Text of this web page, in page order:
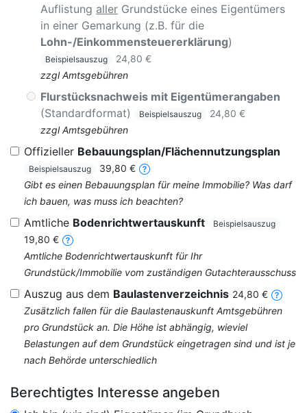
Auflistung aller Grundstücke eines Eigentümers
in einer Gemarkung (z.B. für die
Lohn-/Einkommensteuererklärung)
Beispielsauszug
24,80 €
zzgl Amtsgebühren
Flurstücksnachweis mit Eigentümerangaben
(Standardformat)
Beispielsauszug
24,80 €
zzgl Amtsgebühren
Offizieller Bebauungsplan/Flächennutzungsplan
Beispielsauszug
39,80 €
Gibt es einen Bebauungsplan für meine Immobilie? Was darf
ich bauen, was muss ich beachten?
Amtliche Bodenrichtwertauskunft Beispielsauszug
19,80 €
Amtliche Bodenrichtwertauskunft für Ihr
Grundstück/Immobilie vom zuständigen Gutachterausschuss
Auszug aus dem Baulastenverzeichnis 24,80 €
Zusätzlich fallen für die Baulastenauskunft Amtsgebühren
pro Grundstück an. Die Höhe ist abhängig, wieviel
Belastungen auf dem Grundstück eingetragen sind und ist je
nach Behörde unterschiedlich
Berechtigtes Interesse angeben